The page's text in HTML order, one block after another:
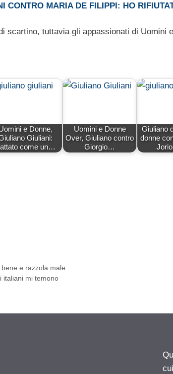
CONTRO MARIA DE FILIPPI: HO
scartino, tuttavia gli appassionati di Uomini
e Donne,
Giuliani:
come un…
Uomini e Donne
Over, Giuliano contro
Giorgio…
Giuliano
donne
e razzola male
italiani mi temono